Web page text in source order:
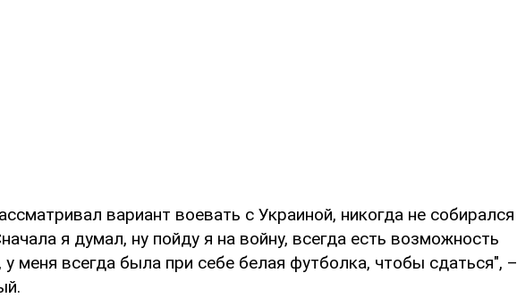
вариант воевать с Украиной, никогда не собирался
я думал, ну пойду я на войну, всегда есть возможность
у меня всегда была при себе белая футболка, чтобы сдаться", –